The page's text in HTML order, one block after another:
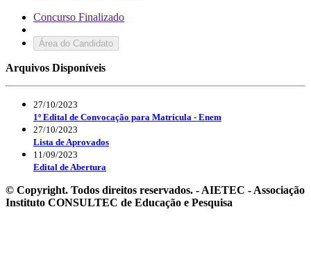
Concurso Finalizado
Área do Candidato
Arquivos Disponíveis
27/10/2023
1º Edital de Convocação para Matrícula - Enem
27/10/2023
Lista de Aprovados
11/09/2023
Edital de Abertura
© Copyright. Todos direitos reservados. - AIETEC - Associação
Instituto CONSULTEC de Educação e Pesquisa